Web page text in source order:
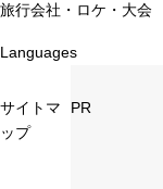
旅行会社・ロケ・大会
Languages
サイトマ
ップ
PR